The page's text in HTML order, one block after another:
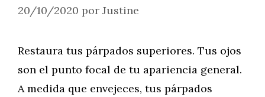
20/10/2020 por Justine
Restaura tus párpados superiores. Tus ojos
son el punto focal de tu apariencia general.
A medida que envejeces, tus párpados